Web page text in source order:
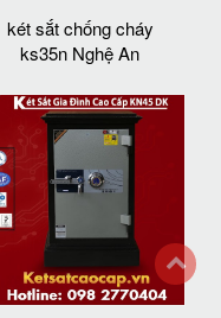
két sắt chống cháy
ks35n Nghệ An
back